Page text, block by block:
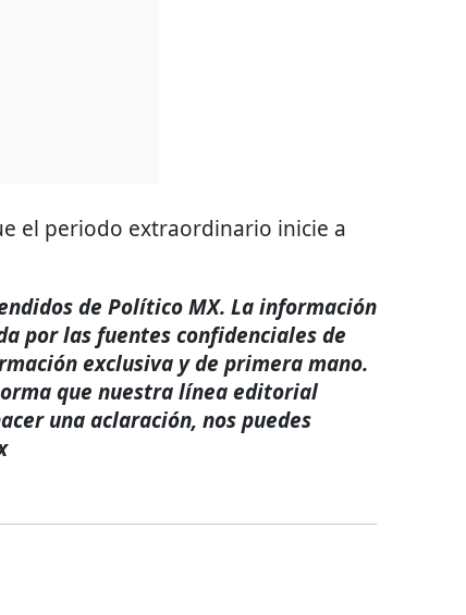
el periodo extraordinario inicie a
de Político MX. La información
por las fuentes confidenciales de
exclusiva y de primera mano.
que nuestra línea editorial
una aclaración, nos puedes